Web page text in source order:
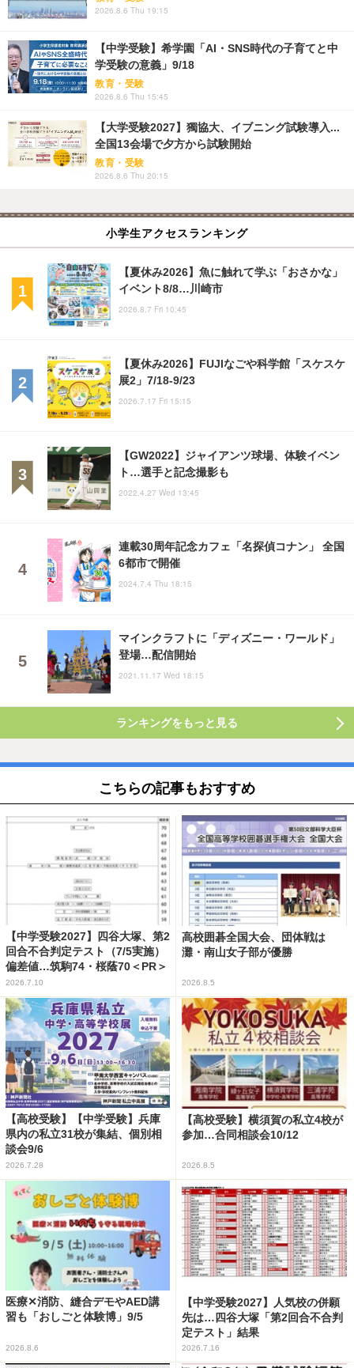
2026.8.6 Thu 19:15
【中学受験】希学園「AI・SNS時代の子育てと中
学受験の意義」9/18
教育・受験
2026.8.6 Thu 15:45
【大学受験2027】獨協大、イブニング試験導入...
全国13会場で夕方から試験開始
教育・受験
2026.8.6 Thu 20:15
小学生アクセスランキング
【夏休み2026】魚に触れて学ぶ「おさかな」
イベント8/8…川崎市
2026.8.7 Fri 10:45
【夏休み2026】FUJIなごや科学館「スケスケ
展2」7/18-9/23
2026.7.17 Fri 15:15
【GW2022】ジャイアンツ球場、体験イベン
ト…選手と記念撮影も
2022.4.27 Wed 13:45
連載30周年記念カフェ「名探偵コナン」 全国
6都市で開催
2024.7.4 Thu 18:15
マインクラフトに「ディズニー・ワールド」
登場…配信開始
2021.11.17 Wed 18:15
ランキングをもっと見る
こちらの記事もおすすめ
【中学受験2027】四谷大塚、第2
回合不合判定テスト（7/5実施）
偏差値…筑駒74・桜蔭70＜PR＞
2026.7.10
高校囲碁全国大会、団体戦は
灘・南山女子部が優勝
2026.8.5
【高校受験】【中学受験】兵庫
県内の私立31校が集結、個別相
談会9/6
2026.7.28
【高校受験】横須賀の私立4校が
参加…合同相談会10/12
2026.8.5
医療✕消防、縫合デモやAED講
習も「おしごと体験博」9/5
2026.8.6
【中学受験2027】人気校の併願
先は…四谷大塚「第2回合不合判
定テスト」結果
2026.7.16